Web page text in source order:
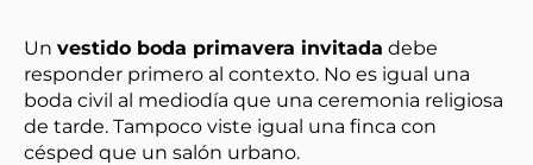
Un vestido boda primavera invitada debe
responder primero al contexto. No es igual una
boda civil al mediodía que una ceremonia religiosa
de tarde. Tampoco viste igual una finca con
césped que un salón urbano.